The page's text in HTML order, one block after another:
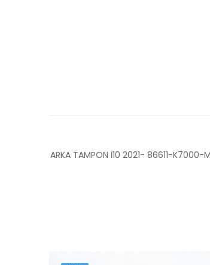
ARKA TAMPON İ10 2021- 86611-K7000-